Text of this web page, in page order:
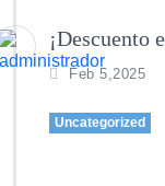
¡Descuento
Feb 5,2025
Uncategorized